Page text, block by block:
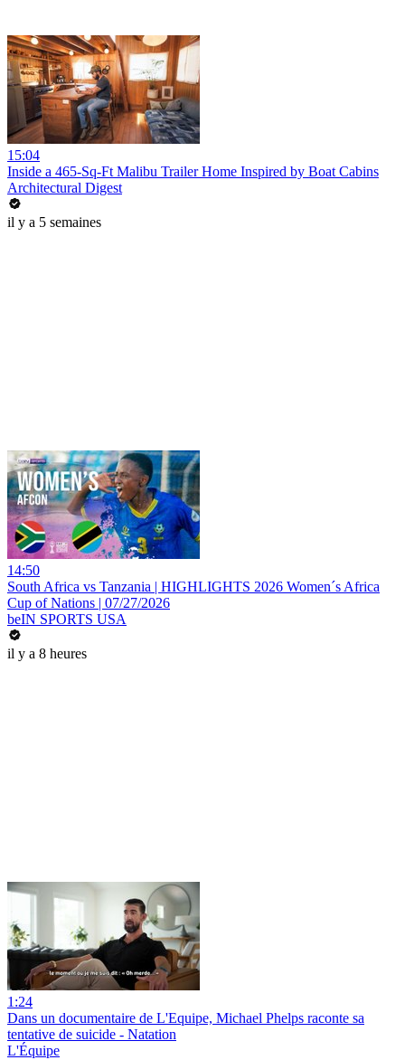
15:04
Inside a 465-Sq-Ft Malibu Trailer Home Inspired by Boat Cabins
Architectural Digest
il y a 5 semaines
14:50
South Africa vs Tanzania | HIGHLIGHTS 2026 Women´s Africa
Cup of Nations | 07/27/2026
beIN SPORTS USA
il y a 8 heures
1:24
Dans un documentaire de L'Equipe, Michael Phelps raconte sa
tentative de suicide - Natation
L'Équipe